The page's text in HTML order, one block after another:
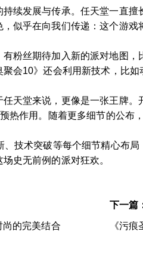
续发展与传承。任天堂一直
似乎在向我们传递：这个游戏
粉丝期待加入新的派对地图
会10》还会利用新技术，比
天堂来说，更像是一张王牌
热作用。随着更多细节的公布
技术突破等每个细节精心布
史无前例的派对狂欢。
尚的完美结合
下一篇
《污